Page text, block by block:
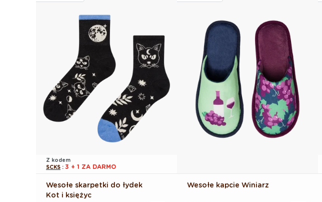
Z kodem
SCKS : 3 + 1 ZA DARMO
Wesołe skarpetki do łydek
Kot i księżyc
Wesołe kapcie Winiarz